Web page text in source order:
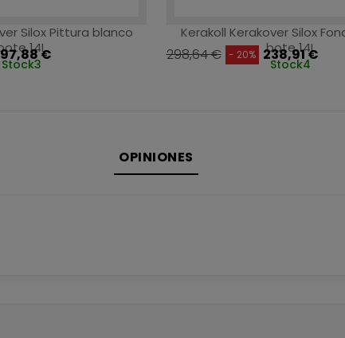
Silox Pittura blanco
14L€
Stock3
Kerakoll Kerakover Silox
bote 14L
298,64 € - 20% 238,91 €
Stock4
OPINIONES